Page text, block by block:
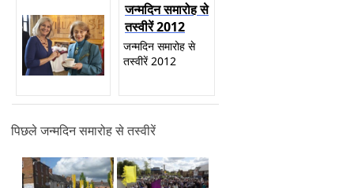
जन्मदिन समारोह से
तस्वीरें 2012
जन्मदिन समारोह से
तस्वीरें 2012
पिछले जन्मदिन समारोह से तस्वीरें